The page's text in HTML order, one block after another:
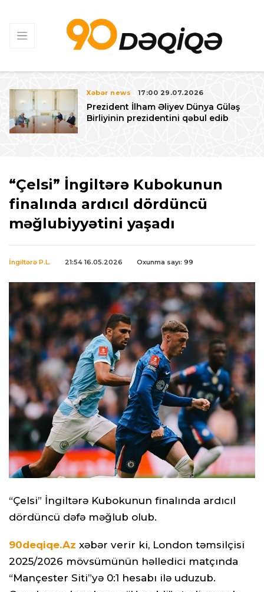
Xəbər news 17:00 29.07.2026
Prezident İlham Əliyev Dünya Güləş
Birliyinin prezidentini qəbul edib
“Çelsi” İngiltərə Kubokunun
finalında ardıcıl dördüncü
məğlubiyyətini yaşadı
İngiltərə P.L. 21:54 16.05.2026 Oxunma sayı: 99
“Çelsi” İngiltərə Kubokunun finalında ardıcıl
dördüncü dəfə məğlub olub.
90deqiqe.Az xəbər verir ki, London təmsilçisi
2025/2026 mövsümünün həlledici matçında
“Mançester Siti”yə 0:1 hesabı ilə uduzub.